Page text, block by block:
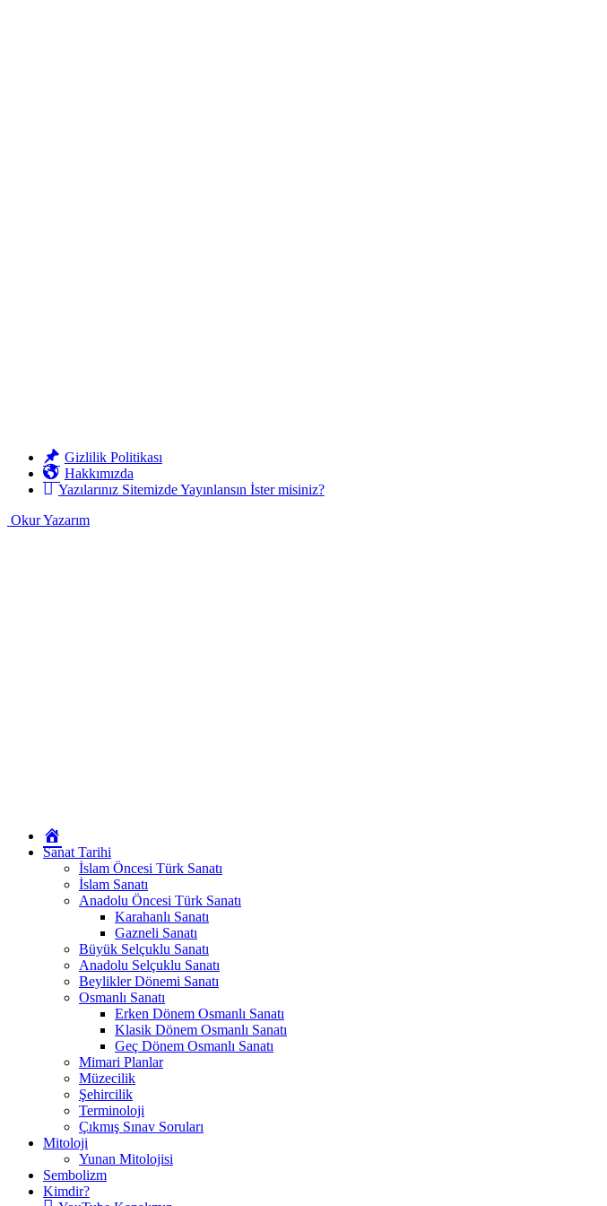
Gizlilik Politikası
Hakkımızda
Yazılarınız Sitemizde Yayınlansın İster misiniz?
Okur Yazarım
Yazarım
Sanat Tarihi
İslam Öncesi Türk Sanatı
İslam Sanatı
Anadolu Öncesi Türk Sanatı
Karahanlı Sanatı
Gazneli Sanatı
Büyük Selçuklu Sanatı
Anadolu Selçuklu Sanatı
Beylikler Dönemi Sanatı
Osmanlı Sanatı
Erken Dönem Osmanlı Sanatı
Klasik Dönem Osmanlı Sanatı
Geç Dönem Osmanlı Sanatı
Mimari Planlar
Müzecilik
Şehircilik
Terminoloji
Çıkmış Sınav Soruları
Mitoloji
Yunan Mitolojisi
Sembolizm
Kimdir?